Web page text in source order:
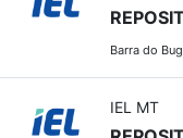
Barra do
IEL MT